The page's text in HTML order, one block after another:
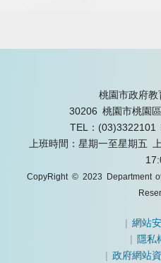
桃園市政府
30206 桃園市桃園
TEL：(03)3322101
上班時間：星期一至星期五
CopyRight © 2023 Department
|網站
| 隱私
|政府網站